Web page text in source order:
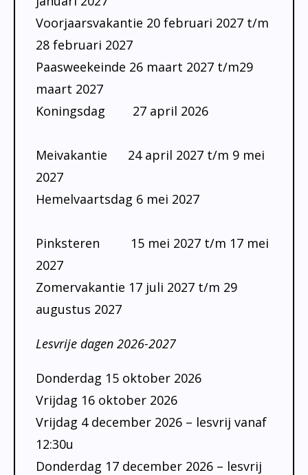
Onderwijsinspectie
Privacy
Voorjaarsvakantie 20 februari 2027 t/m
28 februari 2027
Paasweekeinde 26 maart 2027 t/m29
maart 2027
Koningsdag 27 april 2026
Meivakantie 24 april 2027 t/m 9 mei
2027
Hemelvaartsdag 6 mei 2027
Pinksteren 15 mei 2027 t/m 17 mei
2027
Zomervakantie 17 juli 2027 t/m 29
augustus 2027
Lesvrije dagen 2026-2027
Donderdag 15 oktober 2026
Vrijdag 16 oktober 2026
Vrijdag 4 december 2026 – lesvrij vanaf
12:30u
Donderdag 17 december 2026 – lesvrij